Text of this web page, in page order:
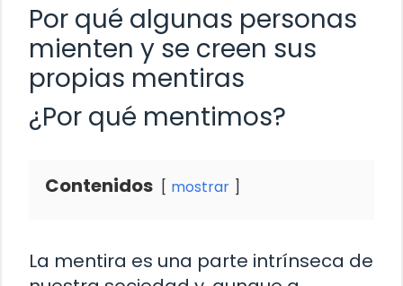
Por qué algunas personas
mienten y se creen sus
propias mentiras
¿Por qué mentimos?
Contenidos mostrar
La mentira es una parte intrínseca de